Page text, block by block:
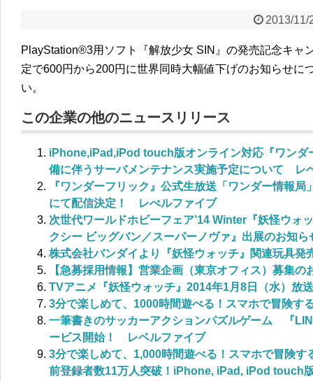
2013/11/
PlayStation®3用ソフト『解放少女 SIN』の発売記念キャ
定で600円から200円に世界同時大幅値下げのお知らせに
い。
この企業の他のニュースリリース
iPhone,iPad,iPod touch版オンライン対応『ワンダ
備に伴うサーバメンテナンス実施予定について レ
『ワンダーフリック』公式生放送「ワンダー情報
にて配信決定！ レべルファイブ
次世代ワールドホビーフェア’14 Winter『妖怪ウォ
クシー ビッグバン／スーパーノヴァ』出展のお知
株式会社バンダイより『妖怪ウォッチ』関連玩具
【急募採用情報】営業企画（東京オフィス）募集
TVアニメ『妖怪ウォッチ』2014年1月8日（水）放
3分で楽しめて、1000時間遊べる！スマホで冒険
一筆書きのサッカーアクションパズルゲーム 『
ービス開始！ レベルファイブ
3分で楽しめて、1,000時間遊べる！スマホで冒険
前登録者数11万人突破！iPhone, iPad, iPod touch